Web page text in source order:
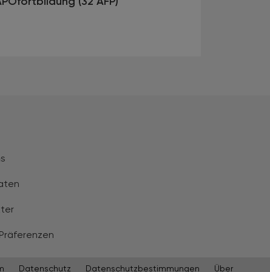
Datenschutz Datenschutzbestimmungen Über